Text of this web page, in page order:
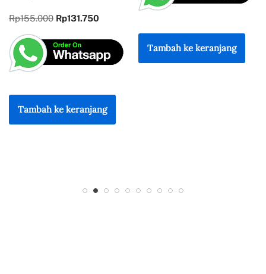
Tambah ke keranjang
Rp300.000 Rp255.000